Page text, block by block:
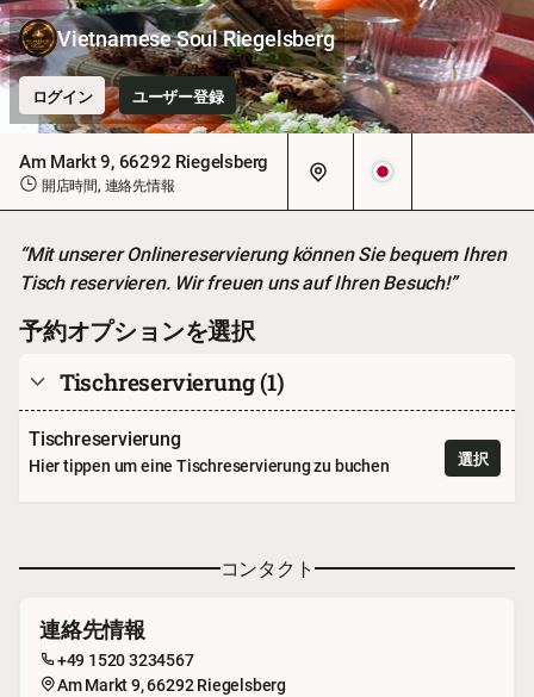
Vietnamese Soul Riegelsberg
ログイン ユーザー登録
Am Markt 9, 66292 Riegelsberg
開店時間, 連絡先情報
“Mit unserer Onlinereservierung können Sie bequem Ihren
Tisch reservieren. Wir freuen uns auf Ihren Besuch!”
予約オプションを選択
Tischreservierung(1)
Tischreservierung
Hier tippen um eine Tischreservierung zu buchen 選択
コンタクト
連絡先情報
+49 1520 3234567
Am Markt 9, 66292 Riegelsberg